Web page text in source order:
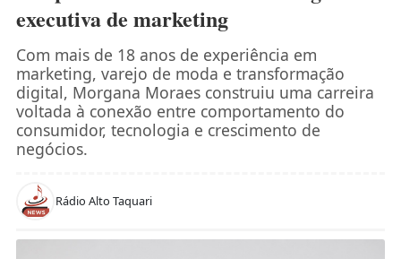
executiva de marketing
Com mais de 18 anos de experiência em
marketing, varejo de moda e transformação
digital, Morgana Moraes construiu uma carreira
voltada à conexão entre comportamento do
consumidor, tecnologia e crescimento de
negócios.
Rádio Alto Taquari